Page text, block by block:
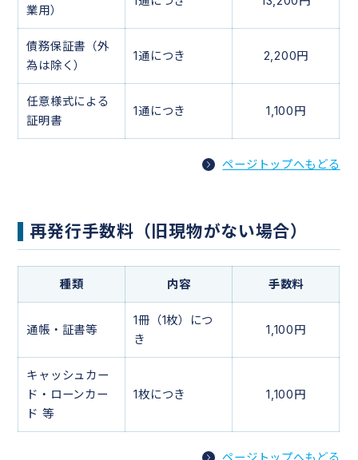
業用）
債務保証書（外
為は除く）
1通につき 2,200円
任意様式による
証明書
1通につき 1,100円
ページトップへもどる
再発行手数料（旧現物がない場合）
種類 内容 手数料
通帳・証書等
1冊（1枚）につ
き
1,100円
キャッシュカー
ド・ローンカー
ド 等
1枚につき 1,100円
ページトップへもどる